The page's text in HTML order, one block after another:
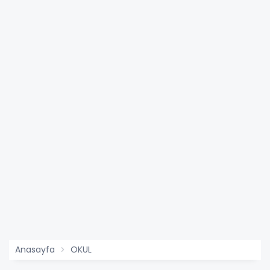
Anasayfa OKUL